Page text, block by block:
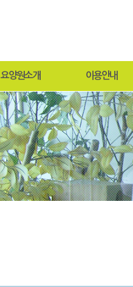
요양원소개
인사말
설립목적 및 연혁
미션과비전
조직도
시설현황
층별안내
자매둘러보기
이용안내
입퇴원절차
찾아오시는길
사회재활서비스